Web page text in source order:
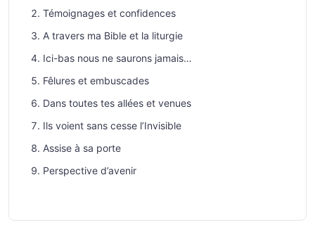
Témoignages et confidences
A travers ma Bible et la liturgie
Ici-bas nous ne saurons jamais…
Fêlures et embuscades
Dans toutes tes allées et venues
Ils voient sans cesse l’Invisible
Assise à sa porte
Perspective d’avenir